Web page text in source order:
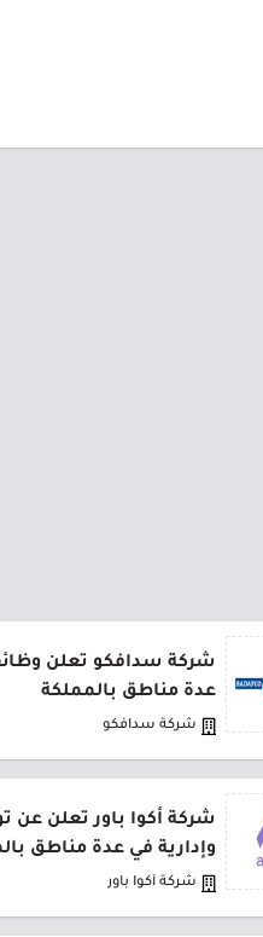
شركة سدافكو تعلن
عدة مناطق بالمملكة
شركة سدافكو
شركة أكوا باور تعلن عن
وإدارية في عدة مناطق
شركة أكوا باور